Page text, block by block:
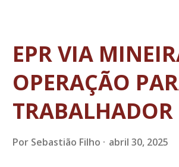
Segurança Pública, por meio
Socioeducativo (Suase). Para
Segurança Pública, Rogério
papel fundamental para a
EPR VIA
OPERAÇÃO
TRABALHADOR
Por Sebastião Filho abril 30, 2025